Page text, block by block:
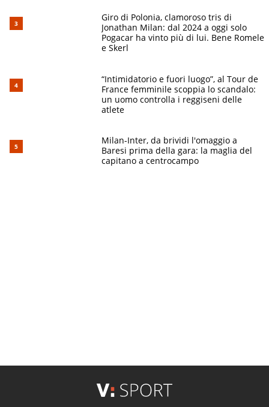
Giro di Polonia, clamoroso tris di
Jonathan Milan: dal 2024 a oggi solo
Pogacar ha vinto più di lui. Bene Romele
e Skerl
“Intimidatorio e fuori luogo”, al Tour de
France femminile scoppia lo scandalo:
un uomo controlla i reggiseni delle
atlete
Milan-Inter, da brividi l'omaggio a
Baresi prima della gara: la maglia del
capitano a centrocampo